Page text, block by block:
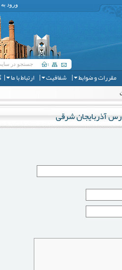
ورود
مقررات و ضوابط شفافیت ارتباط با ما
آذربایجان شرقی